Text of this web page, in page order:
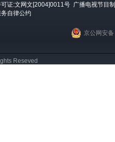
证:文网文[2004]0011号 广播电视节目
自律公约
京公网安
Reseved